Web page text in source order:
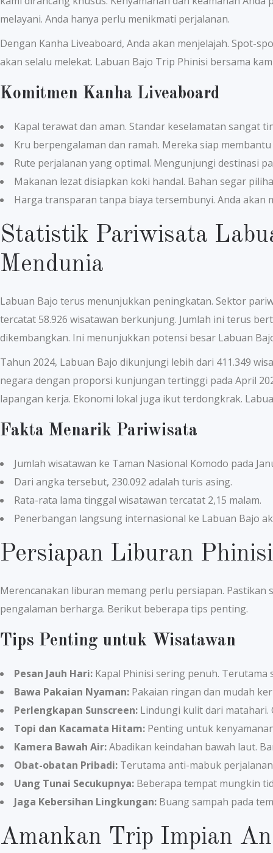
melayani. Anda hanya perlu menikmati perjalanan.
Dengan Kanha Liveaboard, Anda akan menjelajah. Spot-
akan selalu melekat. Labuan Bajo Trip Phinisi bersama
Komitmen Kanha Liveaboard
Kapal terawat dan aman. Standar keselamatan sangat
Kru berpengalaman dan ramah. Mereka siap
Rute perjalanan yang optimal. Mengunjungi destinasi
Makanan lezat disiapkan koki handal. Bahan segar
Harga transparan tanpa biaya tersembunyi. Anda akan
Statistik Pariwisata
Mendunia
Labuan Bajo terus menunjukkan peningkatan. Sektor
tercatat 58.926 wisatawan berkunjung. Jumlah ini terus
dikembangkan. Ini menunjukkan potensi besar Labuan
Tahun 2024, Labuan Bajo dikunjungi lebih dari 411.349
negara dengan proporsi kunjungan tertinggi pada April
lapangan kerja. Ekonomi lokal juga ikut terdongkrak.
Fakta Menarik Pariwisata
Jumlah wisatawan ke Taman Nasional Komodo pada
Dari angka tersebut, 230.092 adalah turis asing.
Rata-rata lama tinggal wisatawan tercatat 2,15 malam.
Penerbangan langsung internasional ke Labuan Bajo
Persiapan Liburan
Merencanakan liburan memang perlu persiapan. Pastikan
pengalaman berharga. Berikut beberapa tips penting.
Tips Penting untuk Wisatawan
Pesan Jauh Hari: Kapal Phinisi sering penuh. Terutama
Bawa Pakaian Nyaman: Pakaian ringan dan mudah
Perlengkapan Sunscreen: Lindungi kulit dari matahari.
Topi dan Kacamata Hitam: Penting untuk
Kamera Bawah Air:Abadikan keindahan bawah laut.
Obat-obatan Pribadi: Terutama anti-mabuk
Uang Tunai Secukupnya: Beberapa tempat mungkin
Jaga Kebersihan Lingkungan: Buang sampah pada
Amankan Trip Impian